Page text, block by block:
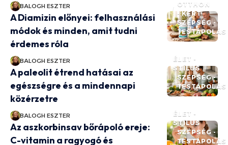
BALOGH ESZTER
OTTHON
- KERT
SZÉPSÉG -
TESTÁPOLÁS
A Diamizin előnyei: felhasználási
módok és minden, amit tudni
érdemes róla
BALOGH ESZTER
ÉLET -
STÍLUS
SZÉPSÉG -
TESTÁPOLÁS
A paleolit étrend hatásai az
egészségre és a mindennapi
közérzetre
BALOGH ESZTER
ÉLET -
STÍLUS
SZÉPSÉG -
TESTÁPOLÁS
Az aszkorbinsav bőrápoló ereje:
C-vitamin a ragyogó és